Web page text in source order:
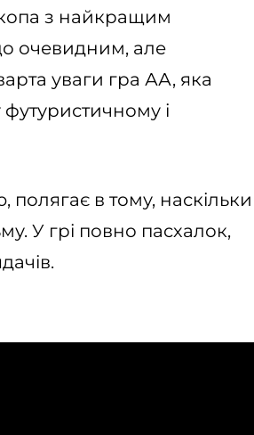
з найкращим
очевидним, але
уваги гра АА, яка
і
в тому, наскільки
У грі повно пасхалок,